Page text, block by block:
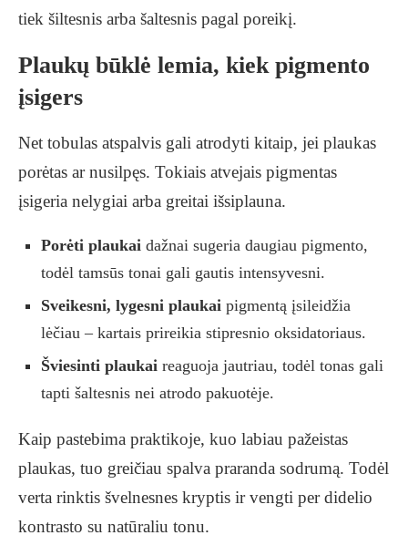
tiek šiltesnis arba šaltesnis pagal poreikį.
Plaukų būklė lemia, kiek pigmento
įsigers
Net tobulas atspalvis gali atrodyti kitaip, jei plaukas
porėtas ar nusilpęs. Tokiais atvejais pigmentas
įsigeria nelygiai arba greitai išsiplauna.
Porėti plaukai dažnai sugeria daugiau pigmento,
todėl tamsūs tonai gali gautis intensyvesni.
Sveikesni, lygesni plaukai pigmentą įsileidžia
lėčiau – kartais prireikia stipresnio oksidatoriaus.
Šviesinti plaukai reaguoja jautriau, todėl tonas gali
tapti šaltesnis nei atrodo pakuotėje.
Kaip pastebima praktikoje, kuo labiau pažeistas
plaukas, tuo greičiau spalva praranda sodrumą. Todėl
verta rinktis švelnesnes kryptis ir vengti per didelio
kontrasto su natūraliu tonu.